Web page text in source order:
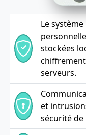
Le
stockées
serveurs.
et
sécurité